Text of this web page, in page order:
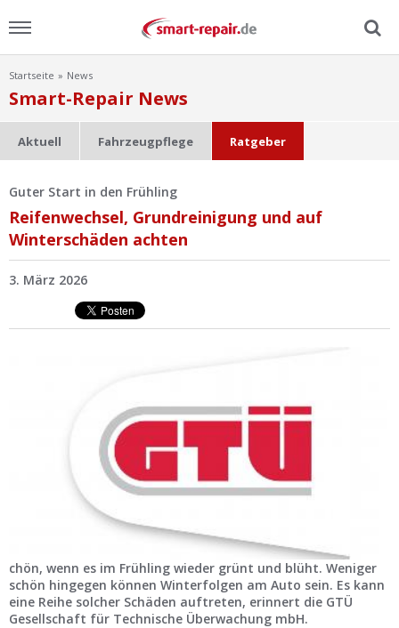
Home
Ratgeber
FAQ
Ist Ihre Werkstatt schon dabei?
Kostenlos eintragen
Werkstatt Login
Startseite News
Smart-Repair News
Aktuell Fahrzeugpflege Ratgeber
Guter Start in den Frühling
Reifenwechsel, Grundreinigung und auf
Winterschäden achten
3. März 2026
chön, wenn es im Frühling wieder grünt und blüht. Weniger
schön hingegen können Winterfolgen am Auto sein. Es kann
eine Reihe solcher Schäden auftreten, erinnert die GTÜ
Gesellschaft für Technische Überwachung mbH.